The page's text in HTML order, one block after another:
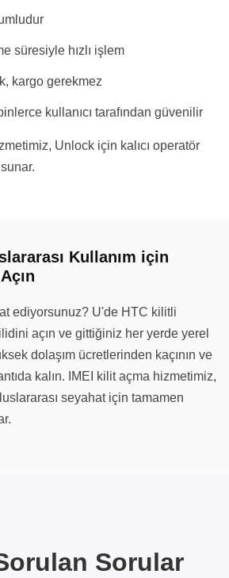
süresiyle hızlı işlem
kargo gerekmez
kullanıcı tarafından güvenilir
Unlock için kalıcı operatör
Kullanım için
ediyorsunuz? U'de HTC kilitli
açın ve gittiğiniz her yerde yerel
dolaşım ücretlerinden kaçının ve
kalın. IMEI kilit açma hizmetimiz,
seyahat için tamamen
Sorular